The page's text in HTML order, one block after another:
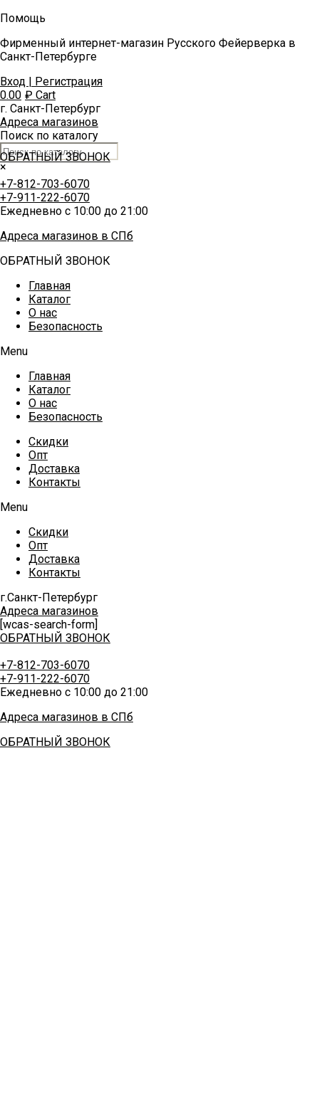
Помощь
Фирменный интернет-магазин Русского Фейерверка в
Санкт-Петербурге
Вход | Регистрация
0.00 ₽ Cart
г. Санкт-Петербург
Адреса магазинов
Поиск по каталогу
×
ОБРАТНЫЙ ЗВОНОК
+7-812-703-6070
+7-911-222-6070
Ежедневно с 10:00 до 21:00
Адреса магазинов в СПб
ОБРАТНЫЙ ЗВОНОК
Главная
Каталог
О нас
Безопасность
Menu
Главная
Каталог
О нас
Безопасность
Скидки
Опт
Доставка
Контакты
Menu
Скидки
Опт
Доставка
Контакты
г.Санкт-Петербург
Адреса магазинов
[wcas-search-form]
ОБРАТНЫЙ ЗВОНОК
+7-812-703-6070
+7-911-222-6070
Ежедневно с 10:00 до 21:00
Адреса магазинов в СПб
ОБРАТНЫЙ ЗВОНОК